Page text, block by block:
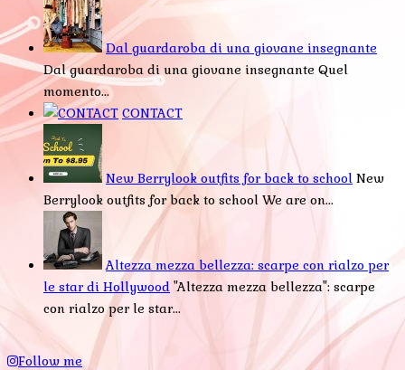
Dal guardaroba di una giovane insegnante
Dal guardaroba di una giovane insegnante Quel
momento...
CONTACT
New Berrylook outfits for back to school New
Berrylook outfits for back to school We are on...
Altezza mezza bellezza: scarpe con rialzo per
le star di Hollywood "Altezza mezza bellezza": scarpe
con rialzo per le star...
Follow me